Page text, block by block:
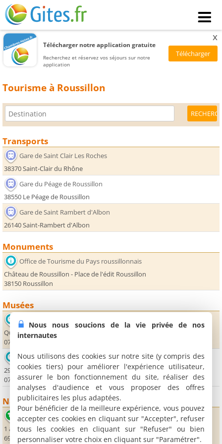
Télécharger notre application gratuite
Recherchez et réservez vos séjours sur notre
application
x
Tourisme à Roussillon
Transports
Gare de Saint Clair Les Roches
38370 Saint-Clair du Rhône
Gare du Péage de Roussillon
38550 Le Péage de Roussillon
Gare de Saint Rambert d'Albon
26140 Saint-Rambert d'Albon
Monuments
Office de Tourisme du Pays roussillonnais
Château de Roussillon - Place de l'édit Roussillon
38150 Roussillon
Musées
Musée des Mariniers du Rhône
Quai Jules Roche Sud
07340 Serrières
Musée de l'Etrange
29 rue du Plat
07340 Serrières
Nature
Base Nautique de Condrieu - Les Roches
1 allée de la Presqu'île
69420 Condrieu
Nous nous soucions de la vie privée de nos
internautes
Nous utilisons des cookies sur notre site (y compris des
cookies tiers) pour améliorer l'expérience utilisateur,
assurer le bon fonctionnement du site, réaliser des
analyses d'audience et vous proposer des offres
publicitaires les plus adaptées.
Pour bénéficier de la meilleure expérience, vous pouvez
accepter ces cookies en cliquant sur "Accepter", refuser
tous les cookies en cliquant sur "Refuser" ou bien
personnaliser votre choix en cliquant sur "Paramétrer".